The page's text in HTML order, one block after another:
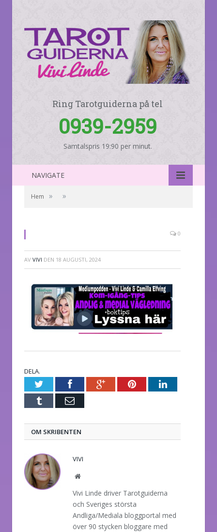
Ring Tarotguiderna på tel
0939-2959
Samtalspris 19:90 per minut.
NAVIGATE
Hem » »
0
AV VIVI DEN 18 AUGUSTI, 2024
DELA.
TwitterFacebookGoogle+PinterestLinkedIn
Tumblr E-
OM SKRIBENTEN
VIVI
Website
Vivi Linde driver Tarotguiderna
och Sveriges största
Andliga/Mediala bloggportal med
över 90 stycken bloggare med